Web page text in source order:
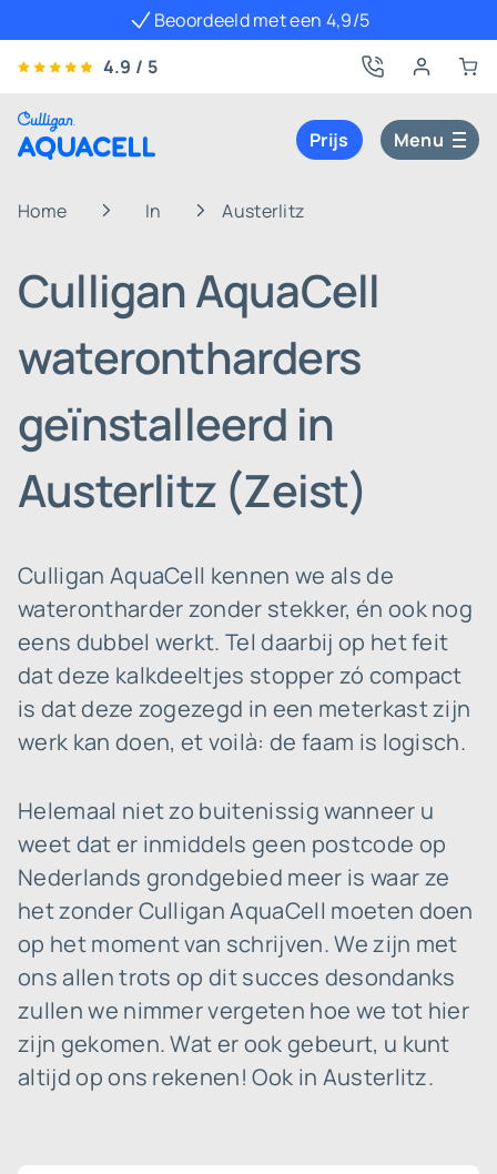
Beoordeeld met een 4,9/5
4.9 / 5
Prijs Menu
Home In Austerlitz
Culligan AquaCell
waterontharders
geïnstalleerd in
Austerlitz (Zeist)
Culligan AquaCell kennen we als de
waterontharder zonder stekker, én ook nog
eens dubbel werkt. Tel daarbij op het feit
dat deze kalkdeeltjes stopper zó compact
is dat deze zogezegd in een meterkast zijn
werk kan doen, et voilà: de faam is logisch.
Helemaal niet zo buitenissig wanneer u
weet dat er inmiddels geen postcode op
Nederlands grondgebied meer is waar ze
het zonder Culligan AquaCell moeten doen
op het moment van schrijven. We zijn met
ons allen trots op dit succes desondanks
zullen we nimmer vergeten hoe we tot hier
zijn gekomen. Wat er ook gebeurt, u kunt
altijd op ons rekenen! Ook in Austerlitz.